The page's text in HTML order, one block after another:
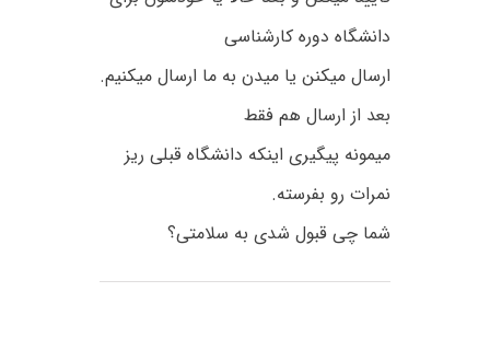
دانشگاه دوره کارشناسی
ارسال میکنن یا میدن به ما ارسال میکنیم.
بعد از ارسال هم فقط
میمونه پیگیری اینکه دانشگاه قبلی ریز
نمرات رو بفرسته.
شما چی قبول شدی به سلامتی؟